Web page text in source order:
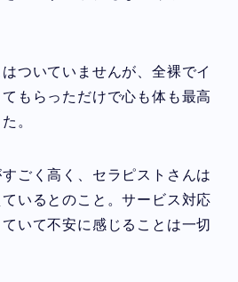
ついていませんが、全裸でイ
もらっただけで心も体も最高
。
ごく高く、セラピストさんは
いるとのこと。サービス対応
いて不安に感じることは一切